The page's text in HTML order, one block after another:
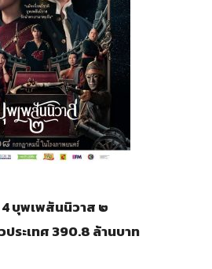
บุพเพสันนิวาส ๒
ประเทศ 390.8 ล้านบาท